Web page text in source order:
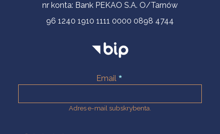
nr konta: Bank PEKAO S.A. O/Tarnów
96 1240 1910 1111 0000 0898 4744
Email
Adres e-mail subskrybenta.